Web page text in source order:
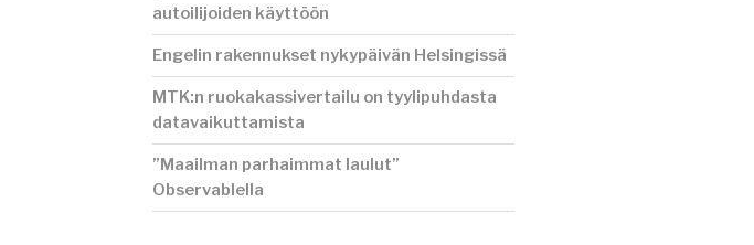
autoilijoiden käyttöön
Engelin rakennukset nykypäivän Helsingissä
MTK:n ruokakassivertailu on tyylipuhdasta
datavaikuttamista
”Maailman parhaimmat laulut”
Observablella